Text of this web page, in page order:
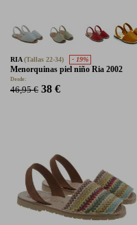
RIA(Tallas 22-34) - 19%
Menorquinas piel niño Ria 2002
Desde:
46,95 € 38 €